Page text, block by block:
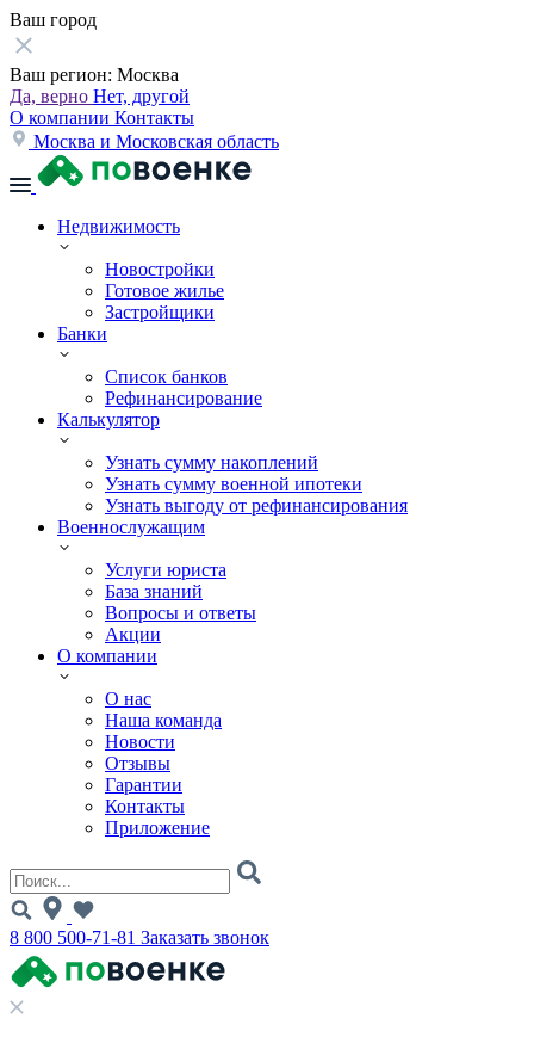
Ваш город
Ваш регион: Москва
Да, верно Нет, другой
О компании Контакты
Москва и Московская область
Недвижимость
Новостройки
Готовое жилье
Застройщики
Банки
Список банков
Рефинансирование
Калькулятор
Узнать сумму накоплений
Узнать сумму военной ипотеки
Узнать выгоду от рефинансирования
Военнослужащим
Услуги юриста
База знаний
Вопросы и ответы
Акции
О компании
О нас
Наша команда
Новости
Отзывы
Гарантии
Контакты
Приложение
8 800 500-71-81 Заказать звонок